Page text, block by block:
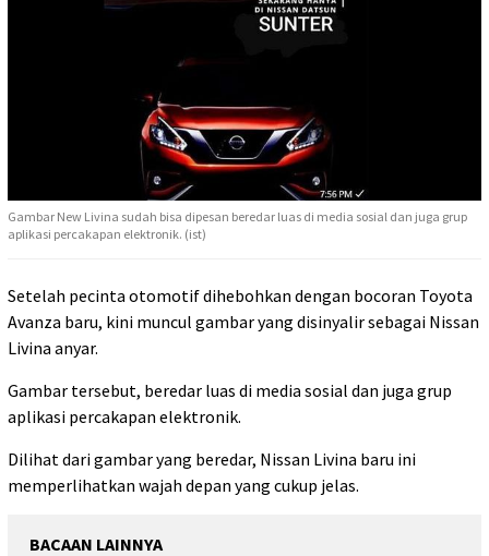
Gambar New Livina sudah bisa dipesan beredar luas di media sosial dan juga grup
aplikasi percakapan elektronik. (ist)
Setelah pecinta otomotif dihebohkan dengan bocoran Toyota
Avanza baru, kini muncul gambar yang disinyalir sebagai Nissan
Livina anyar.
Gambar tersebut, beredar luas di media sosial dan juga grup
aplikasi percakapan elektronik.
Dilihat dari gambar yang beredar, Nissan Livina baru ini
memperlihatkan wajah depan yang cukup jelas.
BACAAN LAINNYA